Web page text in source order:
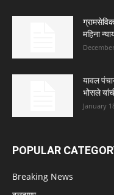
महिना
यावल
भोसले
January
POPULAR
Breaking News